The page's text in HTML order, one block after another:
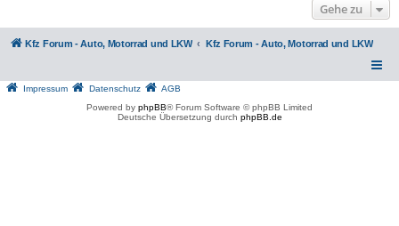
Gehe zu
Kfz Forum - Auto, Motorrad und LKW Kfz Forum - Auto, Motorrad und LKW
Impressum Datenschutz
AGB
Powered by phpBB® Forum Software © phpBB Limited
Deutsche Übersetzung durch phpBB.de